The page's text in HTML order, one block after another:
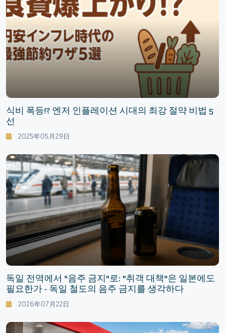
식비 폭등!? 엔저 인플레이션 시대의 최강 절약 비법 5
선
2025年05月29日
독일 전역에서 "음주 금지"로: "취객 대책"은 일본에도
필요한가 - 독일 철도의 음주 금지를 생각하다
2026年07月22日